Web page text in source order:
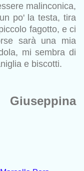
malinconica,
po' la testa, tira
fagotto, e ci
sarà una mia
mi sembra di
e biscotti.
Giuseppina